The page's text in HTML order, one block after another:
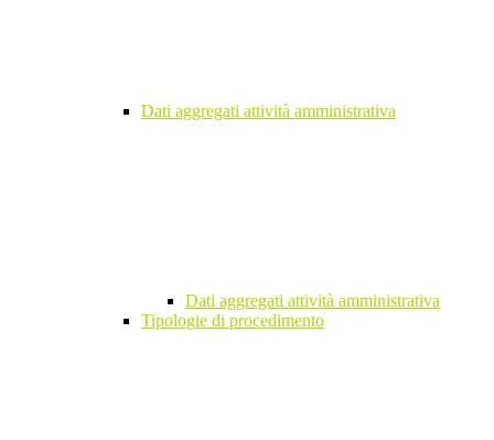
Dati aggregati attività amministrativa
Dati aggregati attività amministrativa
Tipologie di procedimento